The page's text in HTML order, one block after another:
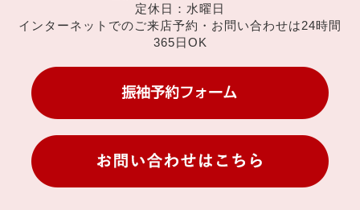
定休日：水曜日
インターネットでのご来店予約・お問い合わせは24時間
365日OK